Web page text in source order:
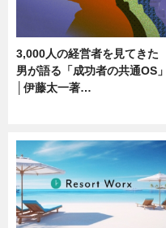
3,000人の経営者を見てきた
男が語る「成功者の共通OS」
│伊藤太一著…